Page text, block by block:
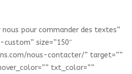
pour commander des textes”
size=”150″
nous-contacter/” target=””
txt_color=””